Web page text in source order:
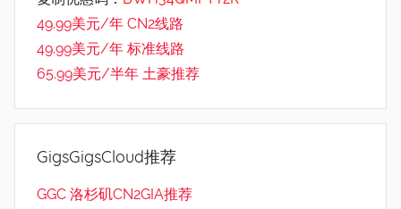
49.99美元/年 CN2线路
49.99美元/年 标准线路
65.99美元/半年 土豪推荐
GigsGigsCloud推荐
GGC 洛杉矶CN2GIA推荐